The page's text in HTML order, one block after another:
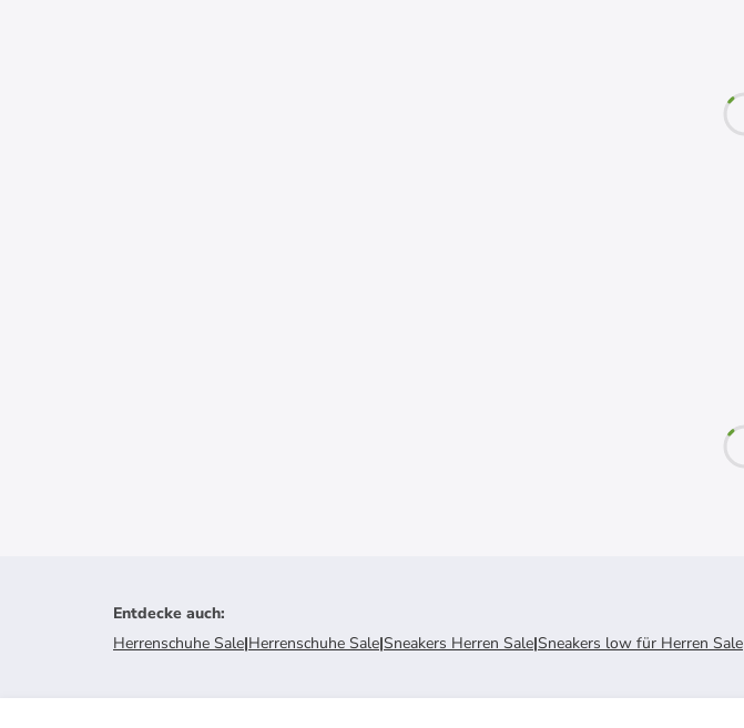
Entdecke auch:
Herrenschuhe Sale|Herrenschuhe Sale|Sneakers Herren Sale|Sneakers low für Herren Sale